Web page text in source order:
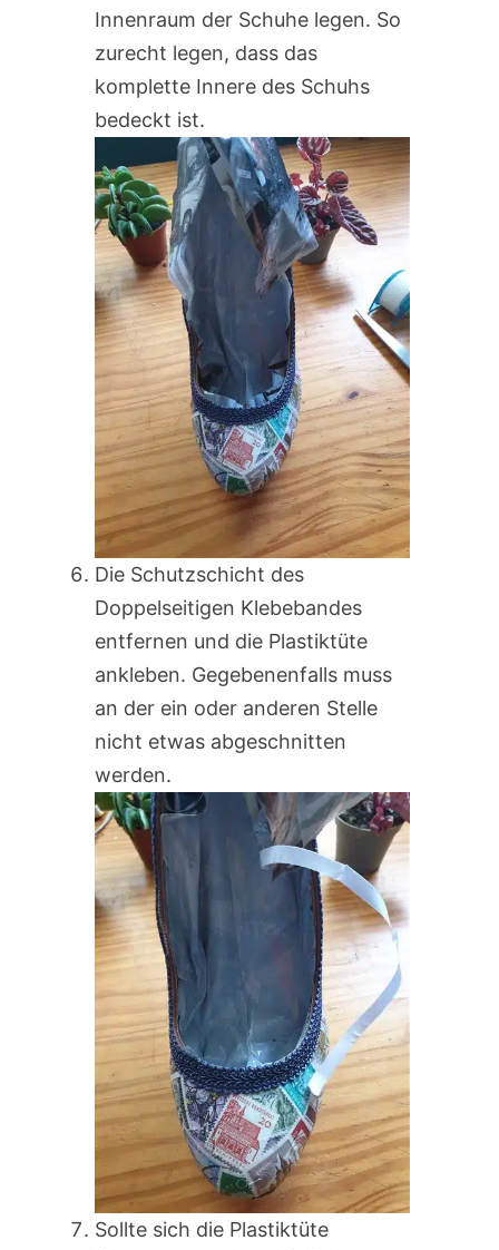
Innenraum der Schuhe legen. So
zurecht legen, dass das
komplette Innere des Schuhs
bedeckt ist.
Die Schutzschicht des
Doppelseitigen Klebebandes
entfernen und die Plastiktüte
ankleben. Gegebenenfalls muss
an der ein oder anderen Stelle
nicht etwas abgeschnitten
werden.
Sollte sich die Plastiktüte